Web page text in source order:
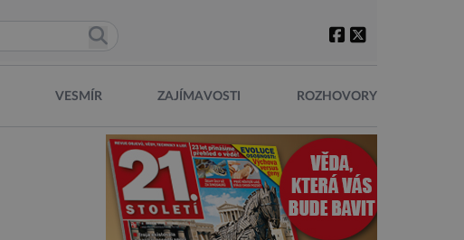
VESMÍR ZAJÍMAVOSTI ROZHOVORY